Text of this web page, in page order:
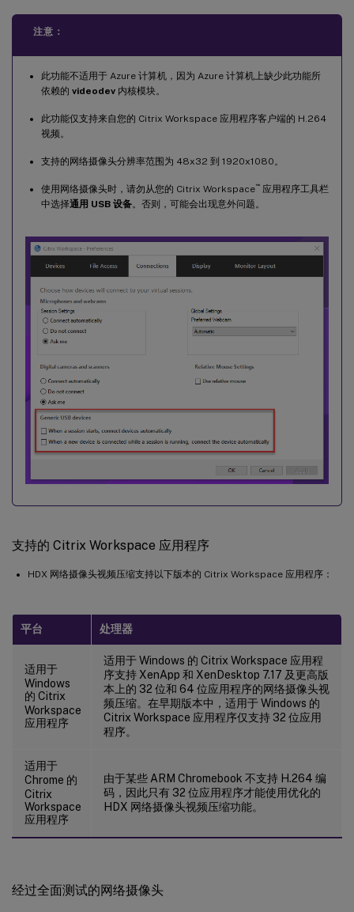
注意：
此功能不适用于 Azure 计算机，因为 Azure 计算机上缺少此功能所
依赖的 videodev 内核模块。
此功能仅支持来自您的 Citrix Workspace 应用程序客户端的 H.264
视频。
支持的网络摄像头分辨率范围为 48x32 到 1920x1080。
使用网络摄像头时，请勿从您的 Citrix Workspace™
应用程序工具栏
中选择通用 USB 设备。否则，可能会出现意外问题。
支持的 Citrix Workspace 应用程序
HDX 网络摄像头视频压缩支持以下版本的 Citrix Workspace 应用程序：
平台 处理器
适用于
Windows
的 Citrix
Workspace
应用程序
适用于 Windows 的 Citrix Workspace 应用程
序支持 XenApp 和 XenDesktop 7.17 及更高版
本上的 32 位和 64 位应用程序的网络摄像头视
频压缩。在早期版本中，适用于 Windows 的
Citrix Workspace 应用程序仅支持 32 位应用
程序。
适用于
Chrome 的
Citrix
Workspace
应用程序
由于某些 ARM Chromebook 不支持 H.264 编
码，因此只有 32 位应用程序才能使用优化的
HDX 网络摄像头视频压缩功能。
经过全面测试的网络摄像头